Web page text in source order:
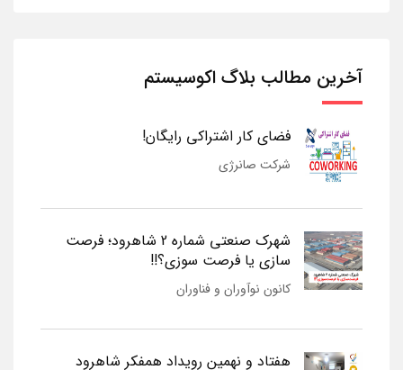
آخرین مطالب بلاگ اکوسیستم
فضای کار اشتراکی رایگان!
شرکت صانرژی
شهرک صنعتی شماره 2 شاهرود؛ فرصت
سازی یا فرصت سوزی؟!!
کانون نوآوران و فناوران
هفتاد و نهمین رویداد همفکر شاهرود